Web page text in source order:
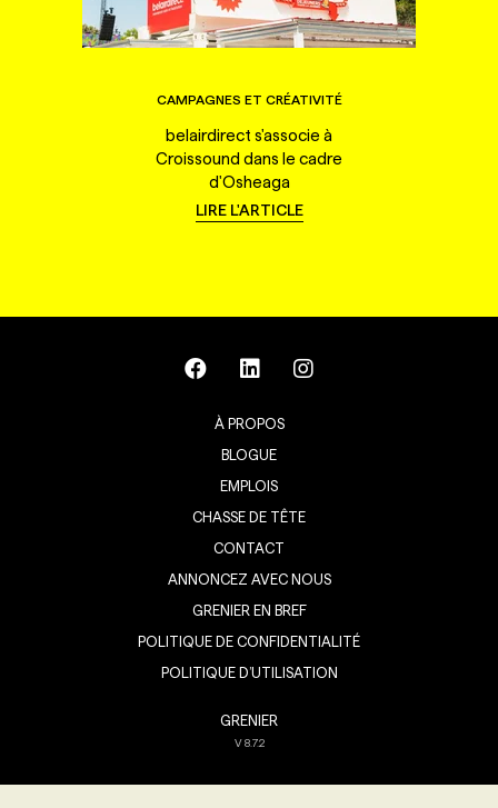
CAMPAGNES ET CRÉATIVITÉ
belairdirect s'associe à
Croissound dans le cadre
d'Osheaga
LIRE L'ARTICLE
À PROPOS
BLOGUE
EMPLOIS
CHASSE DE TÊTE
CONTACT
ANNONCEZ AVEC NOUS
GRENIER EN BREF
POLITIQUE DE CONFIDENTIALITÉ
POLITIQUE D’UTILISATION
GRENIER
V8.7.2